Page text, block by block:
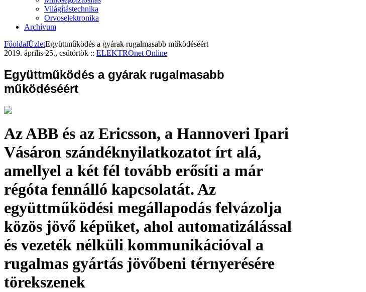
Világítástechnika
Orvoselektronika
Archívum
FőoldalÜzletEgyüttműködés a gyárak rugalmasabb működéséért
2019. április 25., csütörtök :: ELEKTROnet Online
Együttműködés a gyárak rugalmasabb
működéséért
Az ABB és az Ericsson, a Hannoveri Ipari
Vásáron szándéknyilatkozatot írt alá,
amellyel a két fél tovább erősíti a már
régóta fennálló kapcsolatát. Az
együttműködési megállapodás felvázolja
közös jövő képüket, ahol automatizálással
és vezeték nélküli kommunikációval a
rugalmas gyártás jövőbeni térnyerésére
törekszenek